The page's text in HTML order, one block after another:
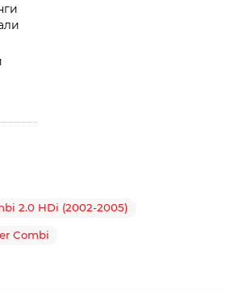
2.0 HDi (2002-2005)
Combi